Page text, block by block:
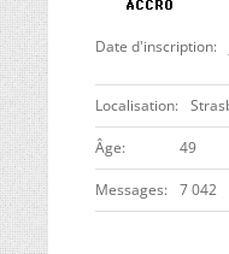
Date d'inscription
Localisation
ge 49
Messages 7 042